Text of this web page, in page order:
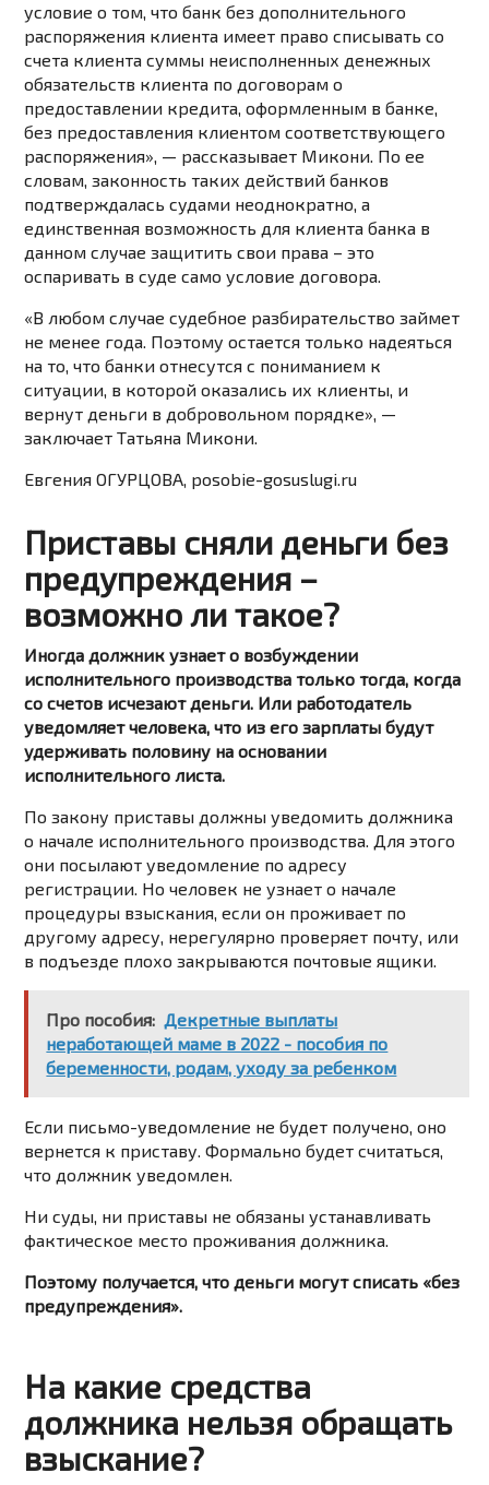
условие о том, что банк без дополнительного
распоряжения клиента имеет право списывать со
счета клиента суммы неисполненных денежных
обязательств клиента по договорам о
предоставлении кредита, оформленным в банке,
без предоставления клиентом соответствующего
распоряжения», — рассказывает Микони. По ее
словам, законность таких действий банков
подтверждалась судами неоднократно, а
единственная возможность для клиента банка в
данном случае защитить свои права – это
оспаривать в суде само условие договора.
«В любом случае судебное разбирательство займет
не менее года. Поэтому остается только надеяться
на то, что банки отнесутся с пониманием к
ситуации, в которой оказались их клиенты, и
вернут деньги в добровольном порядке», —
заключает Татьяна Микони.
Евгения ОГУРЦОВА, posobie-gosuslugi.ru
Приставы сняли деньги без
предупреждения –
возможно ли такое?
Иногда должник узнает о возбуждении
исполнительного производства только тогда, когда
со счетов исчезают деньги. Или работодатель
уведомляет человека, что из его зарплаты будут
удерживать половину на основании
исполнительного листа.
По закону приставы должны уведомить должника
о начале исполнительного производства. Для этого
они посылают уведомление по адресу
регистрации. Но человек не узнает о начале
процедуры взыскания, если он проживает по
другому адресу, нерегулярно проверяет почту, или
в подъезде плохо закрываются почтовые ящики.
Про пособия: Декретные выплаты
неработающей маме в 2022 - пособия по
беременности, родам, уходу за ребенком
Если письмо-уведомление не будет получено, оно
вернется к приставу. Формально будет считаться,
что должник уведомлен.
Ни суды, ни приставы не обязаны устанавливать
фактическое место проживания должника.
Поэтому получается, что деньги могут списать «без
предупреждения».
На какие средства
должника нельзя обращать
взыскание?